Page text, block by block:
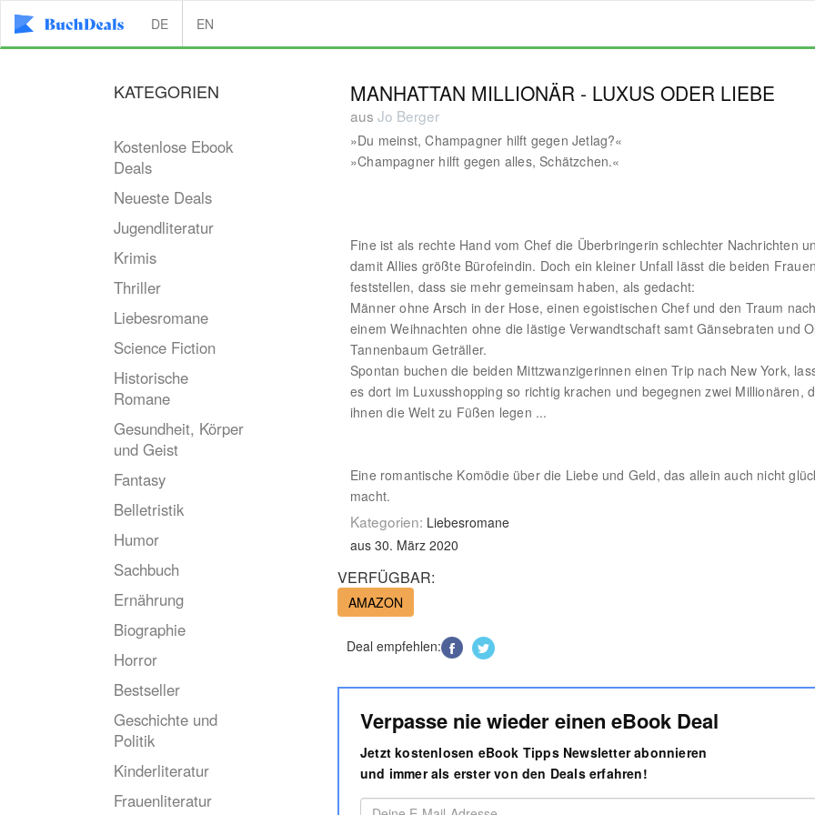
DE EN
KATEGORIEN
Kostenlose Ebook
Deals
Neueste Deals
Jugendliteratur
Krimis
Thriller
Liebesromane
Science Fiction
Historische
Romane
Gesundheit, Körper
und Geist
Fantasy
Belletristik
Humor
Sachbuch
Ernährung
Biographie
Horror
Bestseller
Geschichte und
Politik
Kinderliteratur
Frauenliteratur
MANHATTAN MILLIONÄR - LUXUS ODER LIEBE
aus Jo Berger
»Du meinst, Champagner hilft gegen Jetlag?«
»Champagner hilft gegen alles, Schätzchen.«
Fine ist als rechte Hand vom Chef die Überbringerin schlechter Nachrichten
damit Allies größte Bürofeindin. Doch ein kleiner Unfall lässt die beiden Frauen
feststellen, dass sie mehr gemeinsam haben, als gedacht:
Männer ohne Arsch in der Hose, einen egoistischen Chef und den Traum nach
einem Weihnachten ohne die lästige Verwandtschaft samt Gänsebraten und
Tannenbaum Geträller.
Spontan buchen die beiden Mittzwanzigerinnen einen Trip nach New York,
es dort im Luxusshopping so richtig krachen und begegnen zwei Millionären,
ihnen die Welt zu Füßen legen ...
Eine romantische Komödie über die Liebe und Geld, das allein auch nicht
macht.
Kategorien: Liebesromane
aus 30. März 2020
VERFÜGBAR:
AMAZON
Deal empfehlen:
Verpasse nie wieder einen eBook Deal
Jetzt kostenlosen eBook Tipps Newsletter abonnieren
und immer als erster von den Deals erfahren!